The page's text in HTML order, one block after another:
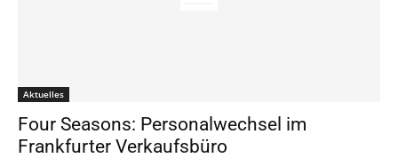
Aktuelles
Four Seasons: Personalwechsel im
Frankfurter Verkaufsbüro